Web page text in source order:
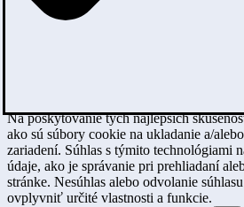
Na poskytovanie tých najlepších
ako sú súbory cookie na ukladanie a/
zariadení. Súhlas s týmito technológiami
údaje, ako je správanie pri prehliadaní
stránke. Nesúhlas alebo odvolanie
ovplyvniť určité vlastnosti a funkcie.